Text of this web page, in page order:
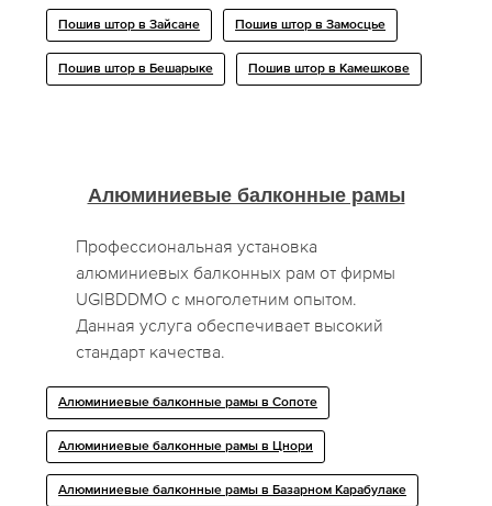
Пошив штор в Зайсане Пошив штор в Замосцье
Пошив штор в Бешарыке Пошив штор в Камешкове
Алюминиевые балконные рамы
Профессиональная установка
алюминиевых балконных рам от фирмы
UGIBDDMO с многолетним опытом.
Данная услуга обеспечивает высокий
стандарт качества.
Алюминиевые балконные рамы в Сопоте
Алюминиевые балконные рамы в Цнори
Алюминиевые балконные рамы в Базарном Карабулаке